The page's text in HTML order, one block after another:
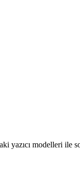
yazıcı modelleri ile